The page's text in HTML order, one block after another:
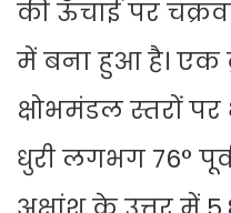
की ऊँचाई पर
में बना हुआ है। एक
क्षोभमंडल स्तरों
धुरी लगभग 76°